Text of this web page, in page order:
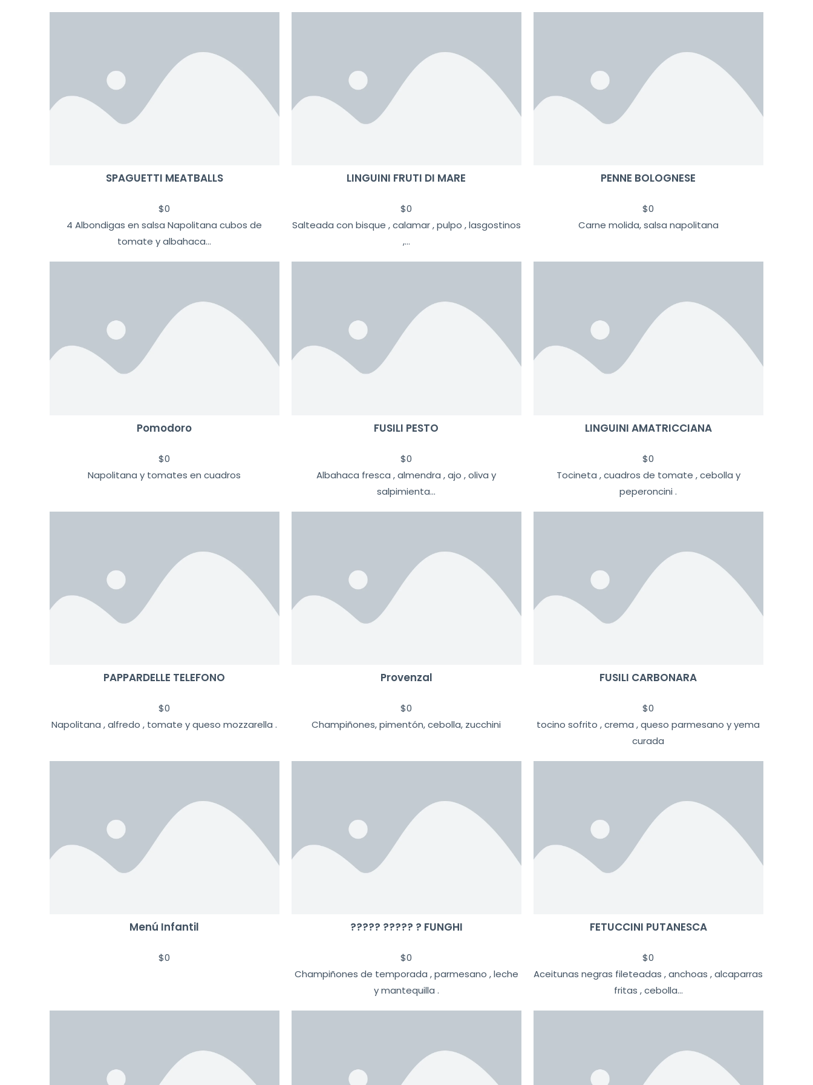
SPAGUETTI MEATBALLS
$0
4 Albondigas en salsa Napolitana cubos de
tomate y albahaca...
LINGUINI FRUTI DI MARE
$0
Salteada con bisque , calamar , pulpo , lasgostinos
,...
PENNE BOLOGNESE
$0
Carne molida, salsa napolitana
Pomodoro
$0
Napolitana y tomates en cuadros
FUSILI PESTO
$0
Albahaca fresca , almendra , ajo , oliva y
salpimienta...
LINGUINI AMATRICCIANA
$0
Tocineta , cuadros de tomate , cebolla y
peperoncini .
PAPPARDELLE TELEFONO
$0
Napolitana , alfredo , tomate y queso mozzarella .
Provenzal
$0
Champiñones, pimentón, cebolla, zucchini
FUSILI CARBONARA
$0
tocino sofrito , crema , queso parmesano y yema
curada
Menú Infantil
$0
????? ????? ? FUNGHI
$0
Champiñones de temporada , parmesano , leche
y mantequilla .
FETUCCINI PUTANESCA
$0
Aceitunas negras fileteadas , anchoas , alcaparras
fritas , cebolla...